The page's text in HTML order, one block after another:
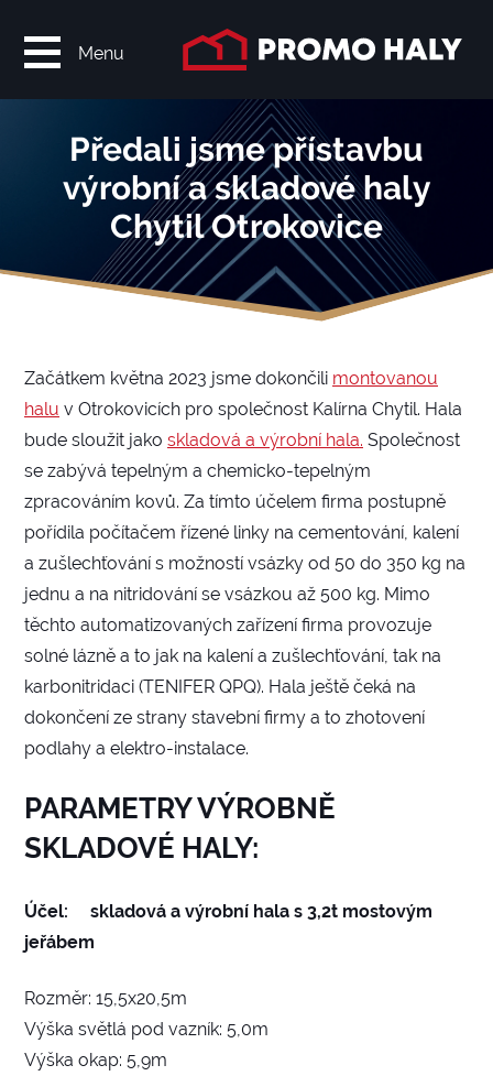
Předali jsme přístavbu
výrobní a skladové haly
Chytil Otrokovice
Začátkem května 2023 jsme dokončili montovanou
halu v Otrokovicích pro společnost Kalírna Chytil. Hala
bude sloužit jako skladová a výrobní hala. Společnost
se zabývá tepelným a chemicko-tepelným
zpracováním kovů. Za tímto účelem firma postupně
pořídila počítačem řízené linky na cementování, kalení
a zušlechťování s možností vsázky od 50 do 350 kg na
jednu a na nitridování se vsázkou až 500 kg. Mimo
těchto automatizovaných zařízení firma provozuje
solné lázně a to jak na kalení a zušlechťování, tak na
karbonitridaci (TENIFER QPQ). Hala ještě čeká na
dokončení ze strany stavební firmy a to zhotovení
podlahy a elektro-instalace.
PARAMETRY VÝROBNĚ
SKLADOVÉ HALY:
Účel: skladová a výrobní hala s 3,2t mostovým
jeřábem
Rozměr: 15,5x20,5m
Výška světlá pod vazník: 5,0m
Výška okap: 5,9m
Menu